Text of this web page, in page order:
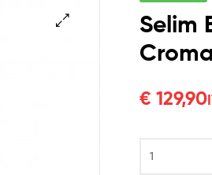
Selim
€ 129,90